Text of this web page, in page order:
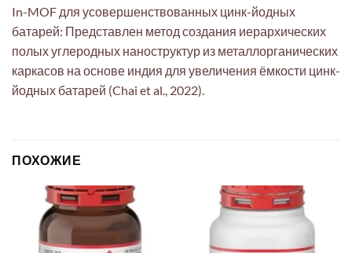
In-MOF для усовершенствованных цинк-йодных
батарей: Представлен метод создания иерархических
полых углеродных наноструктур из металлорганических
каркасов на основе индия для увеличения ёмкости цинк-
йодных батарей (Chai et al., 2022).
ПОХОЖИЕ